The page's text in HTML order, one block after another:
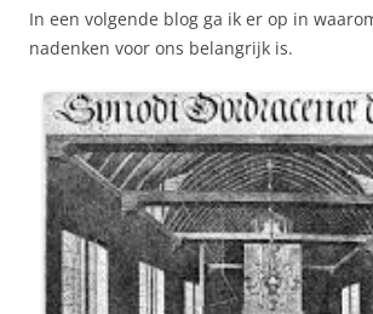
In een volgende blog ga ik er op in
nadenken voor ons belangrijk is.